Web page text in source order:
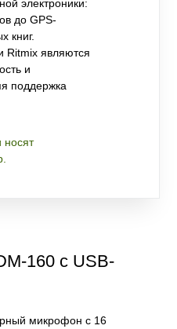
электроники:
до GPS-
книг.
Ritmix являются
и
поддержка
носят
160 с USB-
микрофон с 16